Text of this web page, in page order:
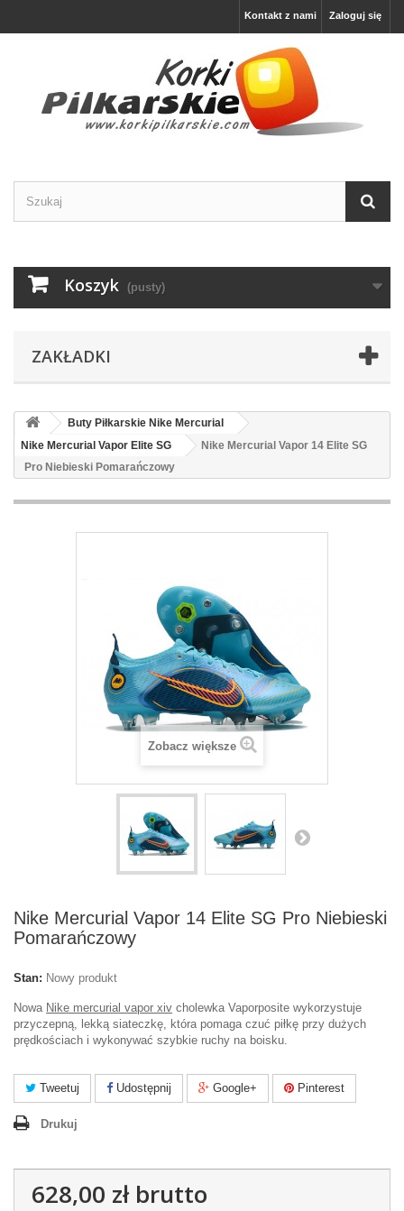
Zaloguj się
Kontakt z nami
Koszyk (pusty)
ZAKŁADKI
Buty Piłkarskie Nike Mercurial
Nike Mercurial Vapor Elite SG
Nike Mercurial Vapor 14 Elite SG
Pro Niebieski Pomarańczowy
Zobacz większe
Nike Mercurial Vapor 14 Elite SG Pro Niebieski
Pomarańczowy
Stan: Nowy produkt
Nowa Nike mercurial vapor xiv cholewka Vaporposite wykorzystuje
przyczepną, lekką siateczkę, która pomaga czuć piłkę przy dużych
prędkościach i wykonywać szybkie ruchy na boisku.
Tweetuj Udostępnij Google+ Pinterest
Drukuj
628,00 złbrutto